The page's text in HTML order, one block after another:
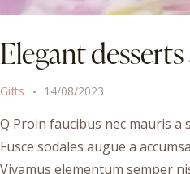
Elegant
Gifts 14/08/2023
Q Proin faucibus nec mauris a
Fusce sodales augue a
Vivamus elementum semper